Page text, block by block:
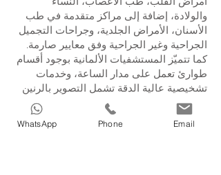
والولادة، إضافة إلى مراكز متقدمة في طب
الأسنان، الأمراض الجلدية، وجراحات التجميل
الجراحية وغير الجراحية وفق معايير صارمة.
كما تتميّز المستشفيات الألمانية بوجود أقسام
طوارئ تعمل على مدار الساعة، وخدمات
تشخيصية عالية الدقة تشمل التصوير بالرنين
المغناطيسي، الأشعة التداخلية، التصوير
الطبقي المحوسب، والمختبرات الطبيةWhatsApp Phone Email